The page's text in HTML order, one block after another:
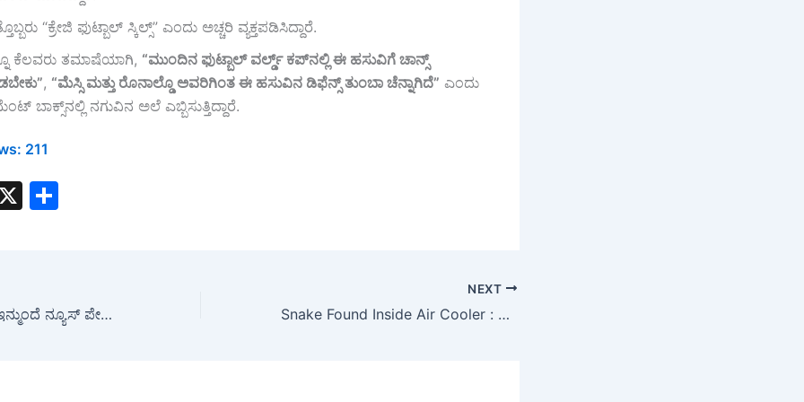
“ಕ್ರೇಜಿ ಫುಟ್ಬಾಲ್ ಸ್ಕಿಲ್ಸ್” ಎಂದು ಅಚ್ಚರಿ ವ್ಯಕ್ತಪಡಿಸಿದ್ದಾರೆ.
ಕೆಲವರು ತಮಾಷೆಯಾಗಿ, “ಮುಂದಿನ ಫುಟ್ಬಾಲ್ ವರ್ಲ್ಡ್ ಕಪ್‌ನಲ್ಲಿ ಈ ಹಸುವಿಗೆ ಚಾನ್ಸ್
, “ಮೆಸ್ಸಿ ಮತ್ತು ರೊನಾಲ್ಡೊ ಅವರಿಗಿಂತ ಈ ಹಸುವಿನ ಡಿಫೆನ್ಸ್ ತುಂಬಾ ಚೆನ್ನಾಗಿದೆ” ಎಂದು
ಬಾಕ್ಸ್‌ನಲ್ಲಿ ನಗುವಿನ ಅಲೆ ಎಬ್ಬಿಸುತ್ತಿದ್ದಾರೆ.
211
X
FSSAI Warning : ಇನ್ಮುಂದೆ ನ್ಯೂಸ್ ಪೇಪರ್‌ನಲ್ಲಿ ಬಿಸಿ ಬಿಸಿ ಬೋಂಡಾ, ಸಮೋಸಾ ತಿಂದರೆ ಕಾದಿದೆ ಅಪಾಯ! FSSAI ಖಡಕ್ ಆದೇಶ…!
NEXT
Snake Found Inside Air Cooler : ಕೂಲರ್ ಒಳಗಿಂದ ಬಂತು ವಿಚಿತ್ರ ಸೌಂಡ್: ಓಪನ್ ಮಾಡಿ ನೋಡಿದ ಮಾಲೀಕನ ಎದೆ ಝಲ್ಲೆಂದಿತು!